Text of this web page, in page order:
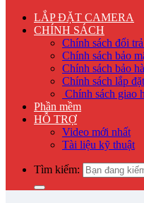
LẮP ĐẶT CAMERA
CHÍNH SÁCH
Chính sách đổi
Chính sách bảo
Chính sách bảo
Chính sách lắp đặt
Chính sách giao
Phần mềm
HỖ TRỢ
Video mới nhất
Tài liệu kỹ thuật
Tìm kiếm: